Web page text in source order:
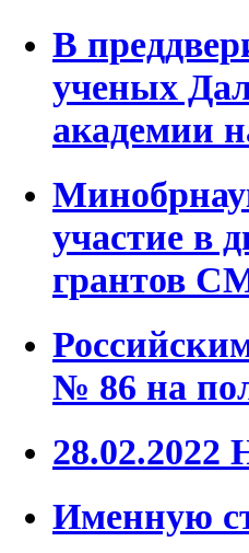
В
ученых
академии
участие в
грантов
№ 86 на
28.02.2022
Именную